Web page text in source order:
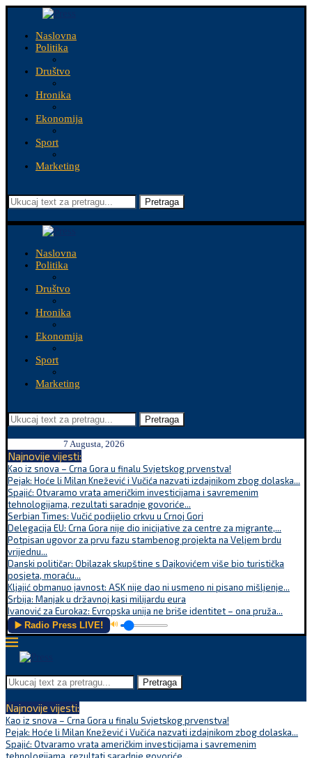
Naslovna
Politika
Društvo
Hronika
Ekonomija
Sport
Marketing
Pretraga
Naslovna
Politika
Društvo
Hronika
Ekonomija
Sport
Marketing
Pretraga
7 Augusta, 2026
Najnovije vijesti:
Kao iz snova – Crna Gora u finalu Svjetskog prvenstva!
Pejak: Hoće li Milan Knežević i Vučića nazvati izdajnikom zbog dolaska...
Spajić: Otvaramo vrata američkim investicijama i savremenim
tehnologijama, rezultati saradnje govoriće...
Serbian Times: Vučić podijelio crkvu u Crnoj Gori
Delegacija EU: Crna Gora nije dio inicijative za centre za migrante,...
Potpisan ugovor za prvu fazu stambenog projekta na Veljem brdu
vrijednu...
Danski političar: Obilazak skupštine s Dajkovićem više bio turistička
posjeta, moraću...
Kljajić obmanuo javnost: ASK nije dao ni usmeno ni pisano mišljenje...
Srbija: Manjak u državnoj kasi milijardu eura
Ivanović za Eurokaz: Evropska unija ne briše identitet – ona pruža...
▶️ Radio Press LIVE! 🔊
Pretraga
Najnovije vijesti:
Kao iz snova – Crna Gora u finalu Svjetskog prvenstva!
Pejak: Hoće li Milan Knežević i Vučića nazvati izdajnikom zbog dolaska...
Spajić: Otvaramo vrata američkim investicijama i savremenim